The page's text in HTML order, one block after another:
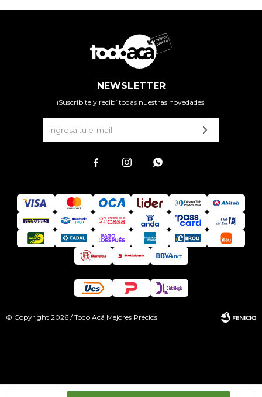
NEWSLETTER
¡Suscribite y recibí todas nuestras novedades!
  
© Copyright 2026 / Todo Acá Mejores Precios